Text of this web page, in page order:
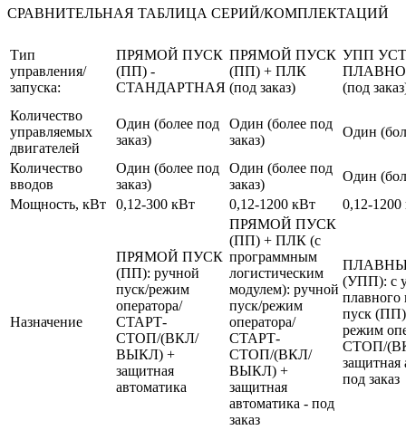
СРАВНИТЕЛЬНАЯ ТАБЛИЦА СЕРИЙ/КОМПЛЕКТАЦИЙ
Тип
управления/
запуска:
ПРЯМОЙ ПУСК
(ПП) -
СТАНДАРТНАЯ
ПРЯМОЙ ПУСК
(ПП) + ПЛК
(под заказ)
УПП
(под
Количество
управляемых
двигателей
Один (более под
заказ)
Один (более под
заказ)
Один
Количество
вводов
Один (более под
заказ)
Один (более под
заказ)
Один
Мощность, кВт
0,12-300 кВт 0,12-1200 кВт 0,12-1200
Назначение
ПРЯМОЙ ПУСК
(ПП): ручной
пуск/режим
оператора/
СТАРТ-
СТОП/(ВКЛ/
ВЫКЛ) +
защитная
автоматика
ПРЯМОЙ ПУСК
(ПП) + ПЛК (с
программным
логистическим
модулем): ручной
пуск/режим
оператора/
СТАРТ-
СТОП/(ВКЛ/
ВЫКЛ) +
защитная
автоматика - под
заказ
(УПП): с
плавного
пуск
режим
СТОП/
защитная
под заказ